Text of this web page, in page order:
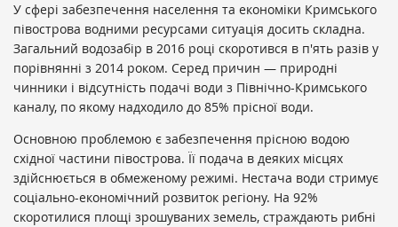
У сфері забезпечення населення та економіки Кримського
півострова водними ресурсами ситуація досить складна.
Загальний водозабір в 2016 році скоротився в п'ять разів у
порівнянні з 2014 роком. Серед причин — природні
чинники і відсутність подачі води з Північно-Кримського
каналу, по якому надходило до 85% прісної води.
Основною проблемою є забезпечення прісною водою
східної частини півострова. Її подача в деяких місцях
здійснюється в обмеженому режимі. Нестача води стримує
соціально-економічний розвиток регіону. На 92%
скоротилися площі зрошуваних земель, страждають рибні